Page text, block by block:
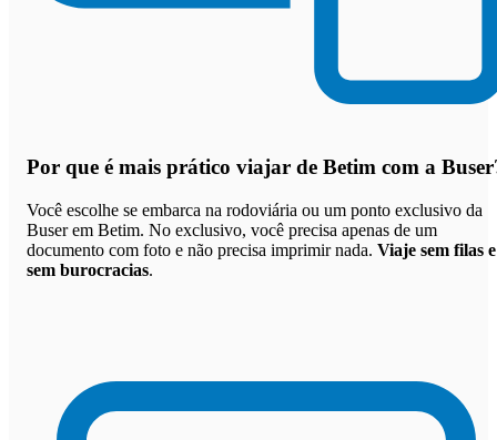
Por que é mais prático viajar de Betim com a Buser
Você escolhe se embarca na rodoviária ou um ponto exclusivo da
Buser em Betim. No exclusivo, você precisa apenas de um
documento com foto e não precisa imprimir nada. Viaje sem filas e
sem burocracias.